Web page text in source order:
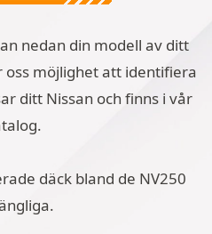
nedan din modell av ditt
oss möjlighet att identifiera
ditt Nissan och finns i vår
däck bland de NV250